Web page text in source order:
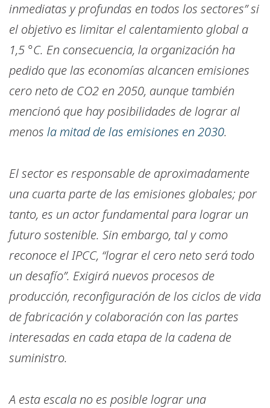
inmediatas y profundas en todos los sectores” si
el objetivo es limitar el calentamiento global a
1,5 °C. En consecuencia, la organización ha
pedido que las economías alcancen emisiones
cero neto de CO2 en 2050, aunque también
mencionó que hay posibilidades de lograr al
menos la mitad de las emisiones en 2030.
El sector es responsable de aproximadamente
una cuarta parte de las emisiones globales; por
tanto, es un actor fundamental para lograr un
futuro sostenible. Sin embargo, tal y como
reconoce el IPCC, “lograr el cero neto será todo
un desafío”. Exigirá nuevos procesos de
producción, reconfiguración de los ciclos de vida
de fabricación y colaboración con las partes
interesadas en cada etapa de la cadena de
suministro.
A esta escala no es posible lograr una